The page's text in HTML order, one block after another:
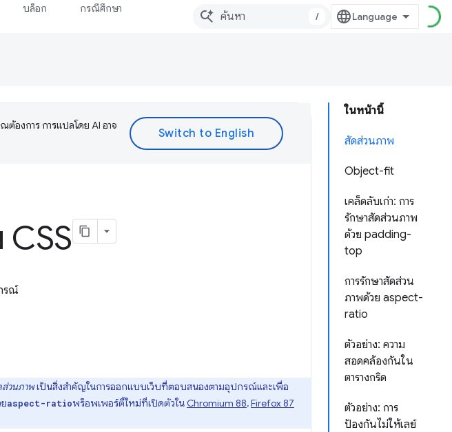
บล็อก กรณีศึกษา
/
ในหน้านี้
สัดส่วนภาพ
Object-fit
เคล็ดลับเก่า: การ
รักษาสัดส่วนภาพ
ด้วย padding-
top
การรักษาสัดส่วน
ภาพด้วย aspect-
ratio
ตัวอย่าง: ความ
สอดคล้องกันใน
ตารางกริด
ตัวอย่าง: การ
ป้องกันไม่ให้เลย์
ต้องการ การแปลโดย AI อาจ
รณ์
วนภาพเป็นสิ่งสำคัญในการออกแบบเว็บที่ตอบสนองตามอุปกรณ์และเพื่อ
aspect-ratioพร็อพเพอร์ตี้ใหม่ที่เปิดตัวใน Chromium 88,Firefox 87